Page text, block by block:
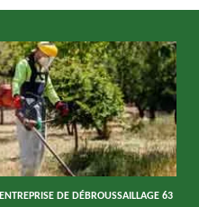
ENTREPRISE DE DÉBROUSSAILLAGE 63